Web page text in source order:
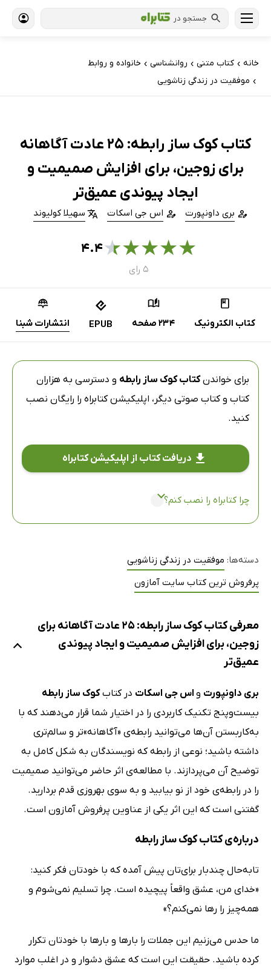
جستجو در
خانه › کتاب‌ متنی › روانشناسی › خانواده و روابط
› موفقیت در زندگی زناشویی
کتاب کوک ساز رابطه: 25 عادت آگاهانه
برای زوجین، برای افزایش صمیمیت و
ایجاد پیوندی عمیق‌تر
بری داونپورت اس جی اسکات سهیلا کولیوند
★
★
★
★
★۴.۴
۵ رای
کتاب الکترونیک 234 صفحه EPUB انتشارات شبنا
برای خواندنکتاب کوک ساز رابطه و دسترسی به هزاران
کتاب و کتاب صوتی دیگر، اپلیکیشن کتابراه را رایگان نصب
کنید.
دریافت کتاب از اپلیکیشن کتابراه
چرا کتابراه را نصب کنم؟
دسته‌ها: موفقیت در زندگی زناشویی
پرفروش ترین کتاب سایت آمازون
معرفی کتاب کوک ساز رابطه: 25 عادت آگاهانه برای
زوجین، برای افزایش صمیمیت و ایجاد پیوندی
عمیق‌تر
بری داونپورت و اس جی اسکات در کتابکوک ساز رابطه
بیست‌وپنج تکنیک کاربردی را در اختیار شما قرار می‌دهند که با
به‌کاربستن آن‌ها می‌توانید رابطه‌ی «آگاهانه»تر و سالم‌تری
داشته باشید؛ نوعی از رابطه که نویسندگان به شکل کامل به
توضیح آن می‌پردازند. با مطالعه‌ی اثر حاضر می‌توانید صمیمیت
را در رابطه‌ی خود از نو بیابید و به سوی بهروزی قدم بردارید.
گفتنی است که این اثر یکی از عناوین پرفروش آمازون است.
درباره‌ی کتاب کوک‌ ساز رابطه
تابه‌حال چندبار برای‌تان پیش آمده که با خودتان فکر کنید:
«خدای من، عشق واقعاً پیچیده است. چرا تسلیم نمی‌شوم و
همه‌چیز را رها نمی‌کنم؟»
ما حدس می‌زنیم این جملات را بارها و بارها با خودتان تکرار
کرده‌ باشید. حقیقت این است که عشق دشوار و در اغلب موارد